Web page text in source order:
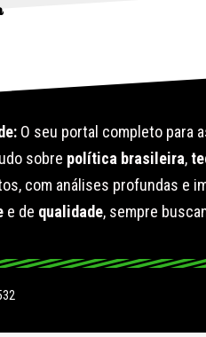
O seu portal completo para
sobre política brasileira,
com análises profundas e
e de qualidade, sempre